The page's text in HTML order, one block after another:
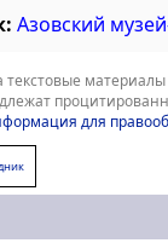
Азовский
для